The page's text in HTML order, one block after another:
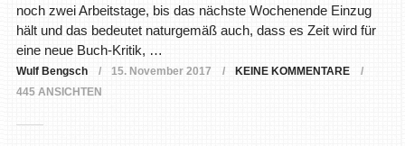
noch zwei Arbeitstage, bis das nächste Wochenende Einzug
hält und das bedeutet naturgemäß auch, dass es Zeit wird für
eine neue Buch-Kritik, …
Wulf Bengsch 15. November 2017
KEINE KOMMENTARE
445 ANSICHTEN